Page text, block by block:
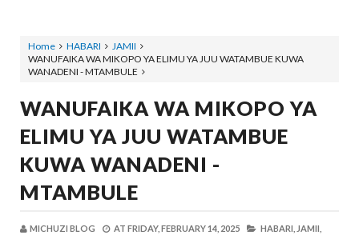
Home HABARI
JAMII
WANUFAIKA WA MIKOPO YA ELIMU YA JUU WATAMBUE KUWA
WANADENI - MTAMBULE
WANUFAIKA WA MIKOPO YA
ELIMU YA JUU WATAMBUE
KUWA WANADENI -
MTAMBULE
MICHUZI BLOG AT FRIDAY, FEBRUARY 14, 2025 HABARI, JAMII,